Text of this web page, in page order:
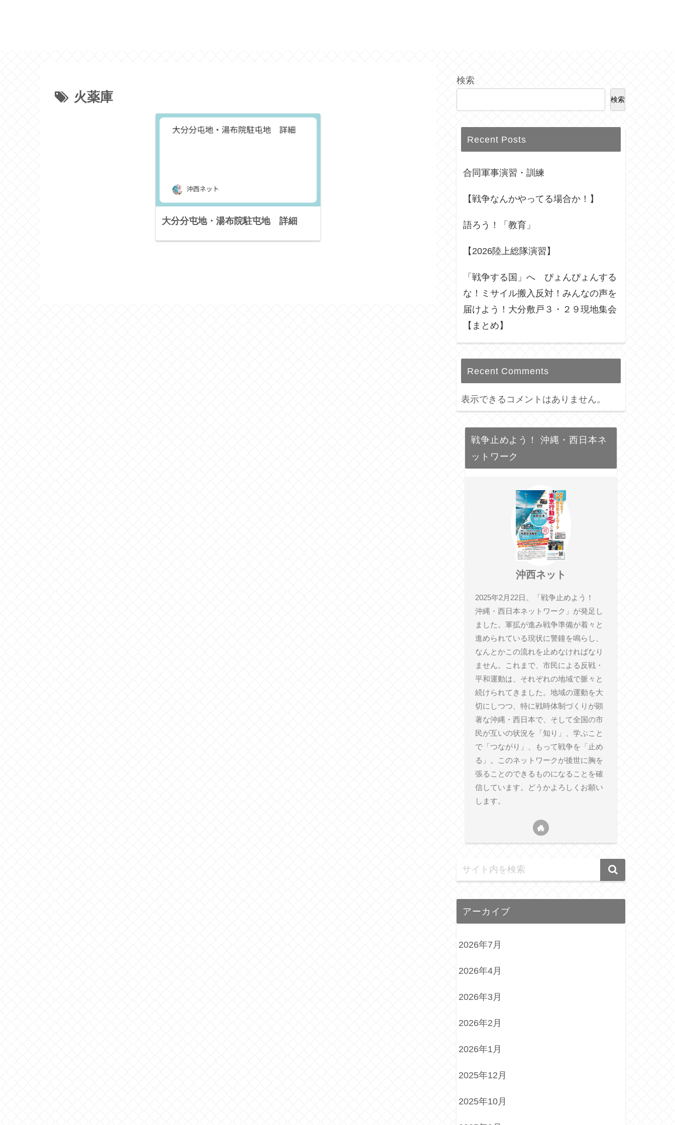
火薬庫
大分分屯地・湯布院駐屯地 詳細
検索
検索
Recent Posts
合同軍事演習・訓練
【戦争なんかやってる場合か！】
語ろう！「教育」
【2026陸上総隊演習】
「戦争する国」へ ぴょんぴょんする
な！ミサイル搬入反対！みんなの声を
届けよう！大分敷戸３・２９現地集会
【まとめ】
Recent Comments
表示できるコメントはありません。
戦争止めよう！ 沖縄・西日本ネ
ットワーク
沖西ネット
2025年2月22日。「戦争止めよう！
沖縄・西日本ネットワーク」が発足し
ました。軍拡が進み戦争準備が着々と
進められている現状に警鐘を鳴らし、
なんとかこの流れを止めなければなり
ません。これまで、市民による反戦・
平和運動は、それぞれの地域で脈々と
続けられてきました。地域の運動を大
切にしつつ、特に戦時体制づくりが顕
著な沖縄・西日本で、そして全国の市
民が互いの状況を「知り」、学ぶこと
で「つながり」、もって戦争を「止め
る」。このネットワークが後世に胸を
張ることのできるものになることを確
信しています。どうかよろしくお願い
します。
アーカイブ
2026年7月
2026年4月
2026年3月
2026年2月
2026年1月
2025年12月
2025年10月